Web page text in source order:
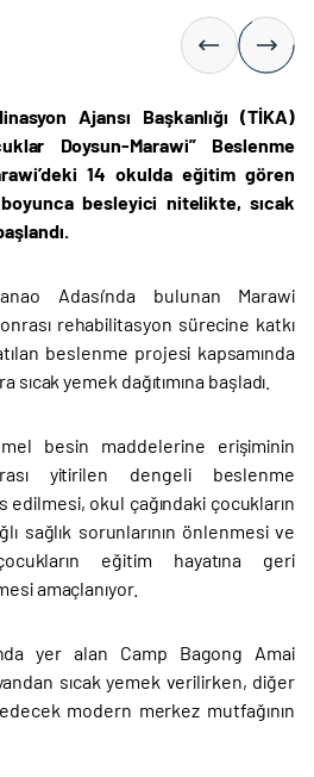
Ajansı Başkanlığı (TİKA)
Doysun-Marawi” Beslenme
14 okulda eğitim gören
besleyici nitelikte, sıcak
Adası’nda bulunan Marawi
rehabilitasyon sürecine katkı
beslenme projesi kapsamında
yemek dağıtımına başladı.
besin maddelerine erişiminin
yitirilen dengeli beslenme
edilmesi, okul çağındaki çocukların
sağlık sorunlarının önlenmesi ve
eğitim hayatına geri
amaçlanıyor.
yer alan Camp Bagong Amai
sıcak yemek verilirken, diğer
modern merkez mutfağının